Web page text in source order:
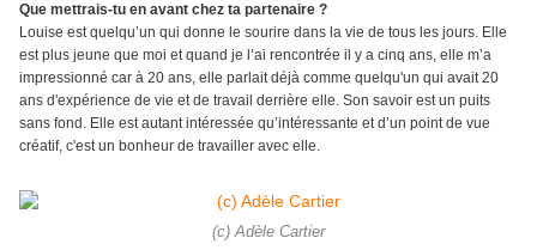
Que mettrais-tu en avant chez ta partenaire ?
Louise est quelqu’un qui donne le sourire dans la vie de tous les jours. Elle
est plus jeune que moi et quand je l’ai rencontrée il y a cinq ans, elle m’a
impressionné car à 20 ans, elle parlait déjà comme quelqu'un qui avait 20
ans d'expérience de vie et de travail derrière elle. Son savoir est un puits
sans fond. Elle est autant intéressée qu’intéressante et d’un point de vue
créatif, c'est un bonheur de travailler avec elle.
(c) Adèle Cartier